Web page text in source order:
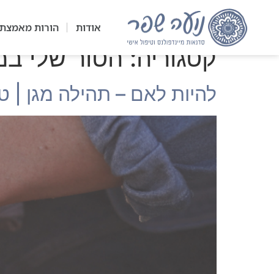
אודות הורות מאמצת
קטגוריה: הטור שלי במגזין
להיות לאם – תהילה מגן |